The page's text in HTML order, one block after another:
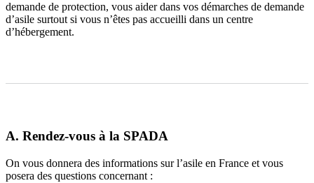
demande de protection, vous aider dans vos démarches de demande
d’asile surtout si vous n’êtes pas accueilli dans un centre
d’hébergement.
A. Rendez-vous à la SPADA
On vous donnera des informations sur l’asile en France et vous
posera des questions concernant :